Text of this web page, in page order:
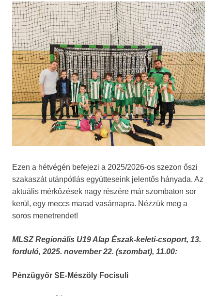
Ezen a hétvégén befejezi a 2025/2026-os szezon őszi
szakaszát utánpótlás együtteseink jelentős hányada. Az
aktuális mérkőzések nagy részére már szombaton sor
kerül, egy meccs marad vasárnapra. Nézzük meg a
soros menetrendet!
MLSZ Regionális U19 Alap Észak-keleti-csoport, 13.
forduló, 2025. november 22. (szombat), 11.00:
Pénzügyőr SE-Mészöly Focisuli